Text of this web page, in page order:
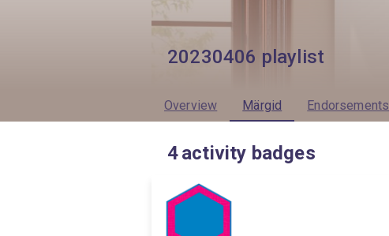
20230406 playlist
Overview Märgid Endorsements
4activity badges